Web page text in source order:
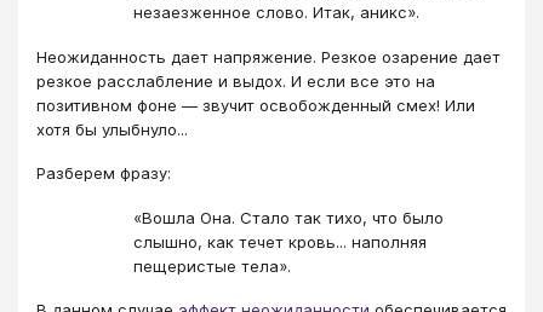
незаезженное слово. Итак, аникс».
Неожиданность дает напряжение. Резкое озарение дает
резкое расслабление и выдох. И если все это на
позитивном фоне — звучит освобожденный смех! Или
хотя бы улыбнуло...
Разберем фразу:
«Вошла Она. Стало так тихо, что было
слышно, как течет кровь... наполняя
пещеристые тела».